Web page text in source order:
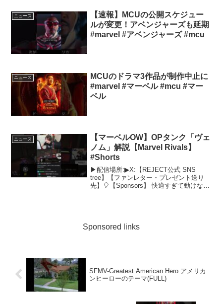
ニュース
【速報】MCUの公開スケジュー
ルが変更！アベンジャーズも延期
#marvel #アベンジャーズ #mcu
ニュース
MCUのドラマ3作品が制作中止に
#marvel #マーベル #mcu #マー
ベル
ニュース
【マーベルOW】OPタンク「ヴェ
ノム」解説【Marvel Rivals】
#Shorts
▶配信場所:▶X:【REJECT公式 SNS
tree】【ファンレター・プレゼント送り
先】🎈【Sponsors】 快適すぎて動けなく
Sponsored links
SFMV-Greatest American Hero アメリカ
ンヒーローのテーマ(FULL)